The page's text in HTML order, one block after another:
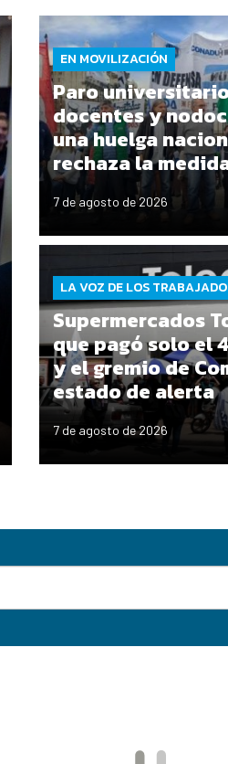
EN MOVILIZACIÓN
Paro
docentes y
una huelga
rechaza la
7 de agosto de 2026
LA VOZ DE LOS
Supermercados
que pagó solo el
y el gremio de
estado de alerta
7 de agosto de 2026